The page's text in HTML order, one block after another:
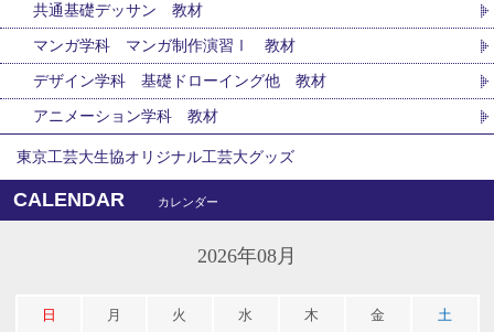
共通基礎デッサン 教材
マンガ学科 マンガ制作演習Ⅰ 教材
デザイン学科 基礎ドローイング他 教材
アニメーション学科 教材
東京工芸大生協オリジナル工芸大グッズ
CALENDAR カレンダー
2026年08月
日 月 火 水 木 金 土